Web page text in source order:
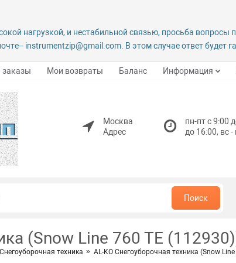
нагрузкой, и нестабильной связью, просьба вопросы
instrumentzip@gmail.com. В этом случае ответ будет
заказы Мои возвраты Баланс Информация
Москва
Адрес
пн-пт с 9:00
до 16:00, вс
Поиск
(Snow Line 760 TE
техника AL-KO Снегоуборочная техника (Snow